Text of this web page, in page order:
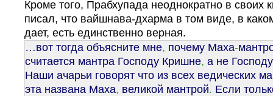
Кроме того, Прабхупада неоднократно в своих
писал, что вайшнава-дхарма в том виде, в
дает, есть единственно верная.
…вот тогда объясните мне, почему Маха-
считается мантра Господу Кришне, а не
Наши ачарьи говорят что из всех ведических
эта названа Маха, великой мантрой. Если